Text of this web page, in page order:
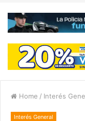
Home / Interés
Interés General